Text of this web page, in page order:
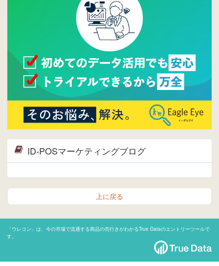
Facebookページを開設しました。詳細は
ら。
ウレコンサイトリリースしました。
ID-POSマーケティングブログ
上に戻る
「ウレコン」は、今の市場で流通する商品の売行きがわかるTrue Dataのエントリーツールで
す。